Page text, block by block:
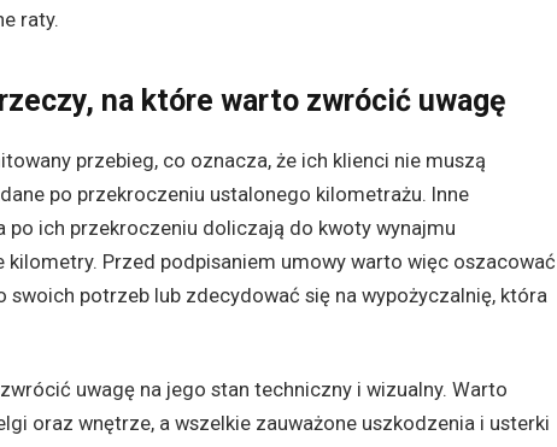
raty.
na które warto zwrócić uwagę
przebieg, co oznacza, że ich klienci nie muszą
po przekroczeniu ustalonego kilometrażu. Inne
ich przekroczeniu doliczają do kwoty wynajmu
kilometry. Przed podpisaniem umowy warto więc oszacować
potrzeb lub zdecydować się na wypożyczalnię, która
uwagę na jego stan techniczny i wizualny. Warto
oraz wnętrze, a wszelkie zauważone uszkodzenia i usterki